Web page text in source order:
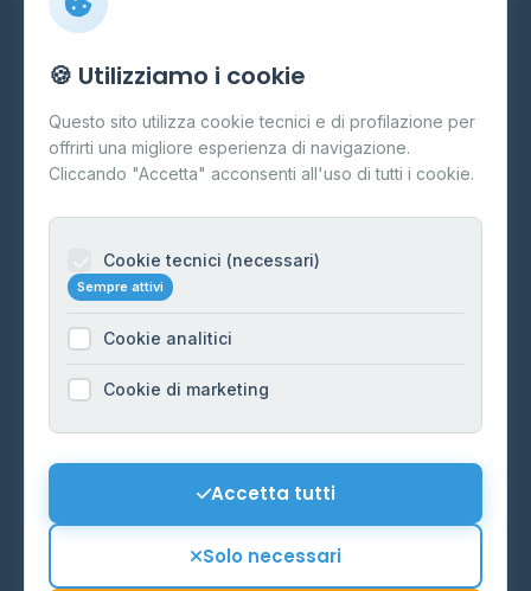
Info
Cos'è il GPL
FAQ
Contatti
Informazioni legali
Cookie Policy
Preferenze Cookie
Mappa del sito
🍪 Utilizziamo i cookie
Questo sito utilizza cookie tecnici e di profilazione per
offrirti una migliore esperienza di navigazione.
Cliccando "Accetta" acconsenti all'uso di tutti i cookie.
Cookie tecnici (necessari)
Sempre attivi
Cookie analitici
Cookie di marketing
Accetta tutti
Solo necessari